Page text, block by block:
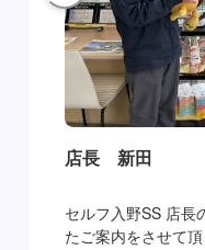
店長 新田
セルフ入野SS 店長
たご案内をさせて